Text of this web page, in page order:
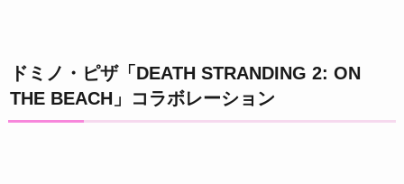
ドミノ・ピザ「DEATH STRANDING 2: ON
THE BEACH」コラボレーション